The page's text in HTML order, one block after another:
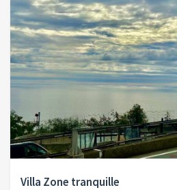
Villa Zone tranquille